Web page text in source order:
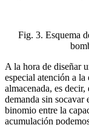
Fig. 3. Esquema
A la hora de diseñar
especial atención a
almacenada, es
demanda sin
binomio entre la
acumulación